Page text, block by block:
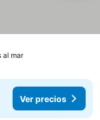
al mar
Ver precios